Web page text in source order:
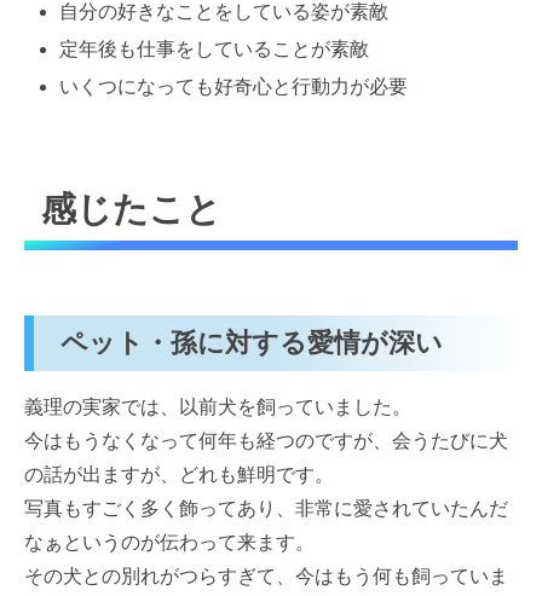
自分の好きなことをしている姿が素敵
定年後も仕事をしていることが素敵
いくつになっても好奇心と行動力が必要
感じたこと
ペット・孫に対する愛情が深い
義理の実家では、以前犬を飼っていました。
今はもうなくなって何年も経つのですが、会うたびに犬
の話が出ますが、どれも鮮明です。
写真もすごく多く飾ってあり、非常に愛されていたんだ
なぁというのが伝わって来ます。
その犬との別れがつらすぎて、今はもう何も飼っていま